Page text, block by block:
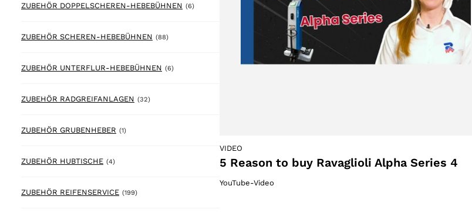
ZUBEHÖR DOPPELSCHEREN-HEBEBÜHNEN (6)6 products
ZUBEHÖR SCHEREN-HEBEBÜHNEN (88)88 products
ZUBEHÖR UNTERFLUR-HEBEBÜHNEN (6)6 products
ZUBEHÖR RADGREIFANLAGEN (32)32 products
ZUBEHÖR GRUBENHEBER (1)1 product
ZUBEHÖR HUBTISCHE (4)4 products
ZUBEHÖR REIFENSERVICE (199)199 products
VIDEO
5 Reason to buy Ravaglioli Alpha Series 4
YouTube-Video